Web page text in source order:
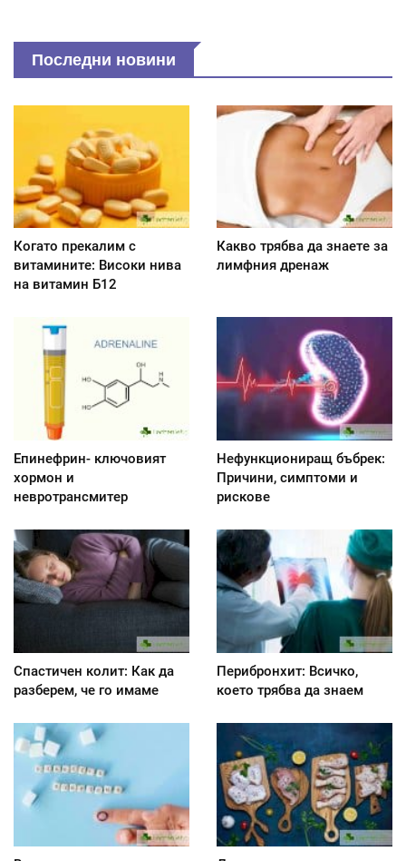
Последни новини
Когато прекалим с
витамините: Високи нива
на витамин Б12
Какво трябва да знаете за
лимфния дренаж
Епинефрин- ключовият
хормон и
невротрансмитер
Нефункциониращ бъбрек:
Причини, симптоми и
рискове
Спастичен колит: Как да
разберем, че го имаме
Перибронхит: Всичко,
което трябва да знаем